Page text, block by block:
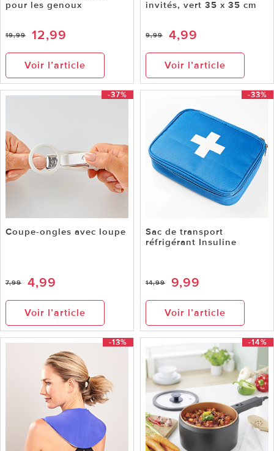
pour les genoux
19,99 12,99
Voir l’article
invités, vert 35 x 35 cm
9,99 4,99
Voir l’article
-37%
Coupe-ongles avec loupe
7,99 4,99
Voir l’article
-33%
Sac de transport
réfrigérant Insuline
14,99 9,99
Voir l’article
-13% -14%